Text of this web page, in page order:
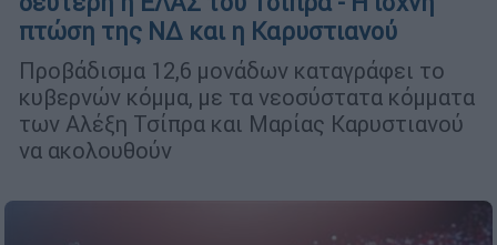
πτώση της ΝΔ και η Καρυστιανού
Προβάδισμα 12,6 μονάδων καταγράφει το
κυβερνών κόμμα, με τα νεοσύστατα κόμματα
των Αλέξη Τσίπρα και Μαρίας Καρυστιανού
να ακολουθούν